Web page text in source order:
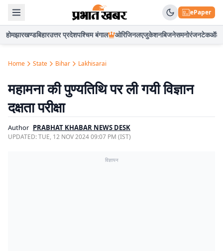
ePaper
होमझारखण्डबिहारउत्तर प्रदेशपश्चिम बंगाल ओरिजिनलएजुकेशनबिजनेसमनोरंजनटेकऑटो
Home State Bihar Lakhisarai
महामना की पुण्यतिथि पर ली गयी विज्ञान
दक्षता परीक्षा
Author PRABHAT KHABAR NEWS DESK
UPDATED:TUE, 12 NOV 2024 09:07 PM (IST)
विज्ञापन